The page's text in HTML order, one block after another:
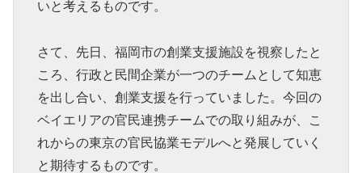
いと考えるものです。
さて、先日、福岡市の創業支援施設を視察したと
ころ、行政と民間企業が一つのチームとして知恵
を出し合い、創業支援を行っていました。今回の
ベイエリアの官民連携チームでの取り組みが、こ
れからの東京の官民協業モデルへと発展していく
と期待するものです。